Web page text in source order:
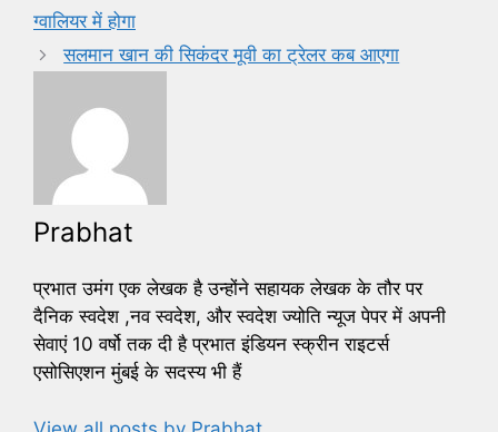
o
o
k
ग्वालियर में होगा
सलमान खान की सिकंदर मूवी का ट्रेलर कब आएगा
Prabhat
प्रभात उमंग एक लेखक है उन्होंने सहायक लेखक के तौर पर
दैनिक स्वदेश ,नव स्वदेश, और स्वदेश ज्योति न्यूज पेपर में अपनी
सेवाएं 10 वर्षो तक दी है प्रभात इंडियन स्क्रीन राइटर्स
एसोसिएशन मुंबई के सदस्य भी हैं